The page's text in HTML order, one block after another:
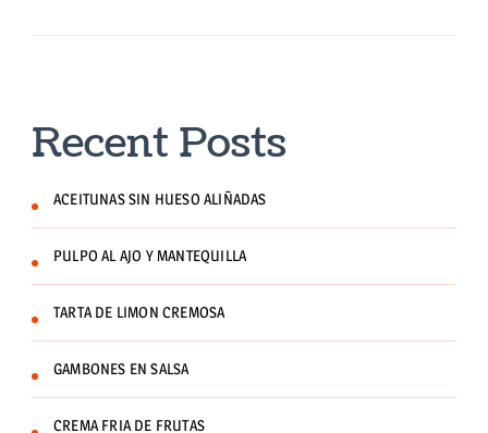
Recent Posts
ACEITUNAS SIN HUESO ALIÑADAS
PULPO AL AJO Y MANTEQUILLA
TARTA DE LIMON CREMOSA
GAMBONES EN SALSA
CREMA FRIA DE FRUTAS